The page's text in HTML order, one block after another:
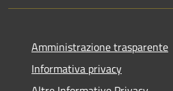
Amministrazione trasparente
Informativa privacy